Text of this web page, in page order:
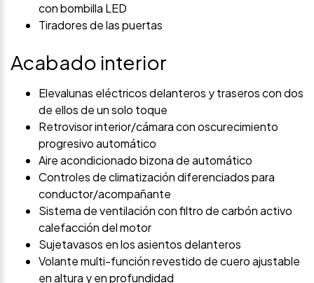
con bombilla LED
Tiradores de las puertas
Acabado interior
Elevalunas eléctricos delanteros y traseros con dos
de ellos de un solo toque
Retrovisor interior/cámara con oscurecimiento
progresivo automático
Aire acondicionado bizona de automático
Controles de climatización diferenciados para
conductor/acompañante
Sistema de ventilación con filtro de carbón activo
calefacción del motor
Sujetavasos en los asientos delanteros
Volante multi-función revestido de cuero ajustable
en altura y en profundidad